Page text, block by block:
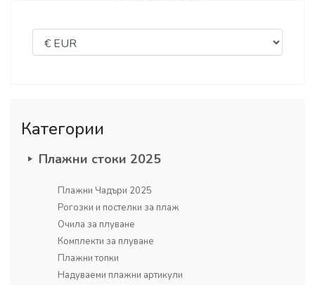
Категории
Плажни стоки 2025
Плажни Чадъри 2025
Рогозки и постелки за плаж
Очила за плуване
Комплекти за плуване
Плажни топки
Надуваеми плажни артикули